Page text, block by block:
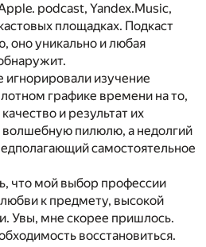
podcast, Yandex.Music,
площадках. Подкаст
оно уникально и любая
изучение
графике времени на то,
и результат их
волшебную пилюлю, а недолгий
самостоятельное
что мой выбор профессии
к предмету, высокой
Увы, мне скорее пришлось.
восстановиться.